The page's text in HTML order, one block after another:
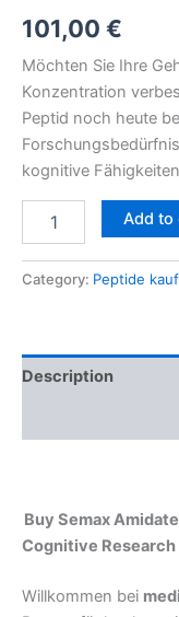
101,00 €
Möchten Sie Ihre
Konzentration
Peptid noch heute
kognitive
Add to
Category: Peptide
Description
Buy Semax
Cognitive Research
Willkommen bei